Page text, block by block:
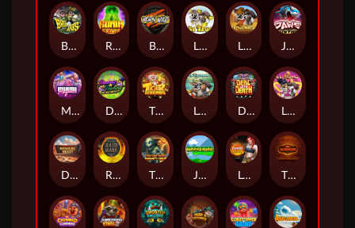
BASH BROS Ronin Stackways Born Wild LE ZEUS LE COWBOY JAWS OF JUSTICE
MIAMI MAYHEM DONNY AND DANNY TIGER LEGENDS Le Fisherman DEAL WITH DEATH LE KING
Darkside Prairie: Magical Beast Raidmark The Lost Book of Mummy’s Curse Jumpasaurs Leatherheads The Jack & Rose